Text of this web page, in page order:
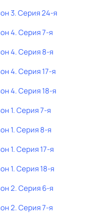
3. Серия 24-я
4. Серия 7-я
4. Серия 8-я
4. Серия 17-я
4. Серия 18-я
1. Серия 7-я
1. Серия 8-я
1. Серия 17-я
1. Серия 18-я
2. Серия 6-я
2. Серия 7-я